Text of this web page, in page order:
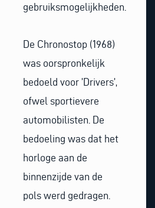
gebruiksmogelijkheden.
De Chronostop (1968)
was oorspronkelijk
bedoeld voor ’Drivers’,
ofwel sportievere
automobilisten. De
bedoeling was dat het
horloge aan de
binnenzijde van de
pols werd gedragen.